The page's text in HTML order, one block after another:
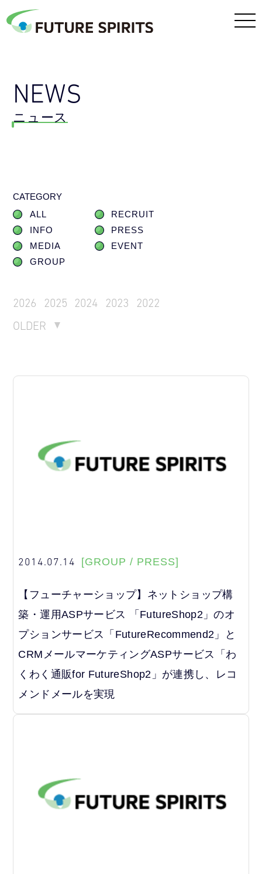
NEWS
ニュース
CATEGORY
ALL
RECRUIT
INFO
PRESS
MEDIA
EVENT
GROUP
2026 2025 2024 2023
2022
OLDER
2014.07.14 [GROUP / PRESS]
【フューチャーショップ】ネットショップ構
築・運用ASPサービス 「FutureShop2」のオ
プションサービス「FutureRecommend2」と
CRMメールマーケティングASPサービス「わ
くわく通販for FutureShop2」が連携し、レコ
メンドメールを実現